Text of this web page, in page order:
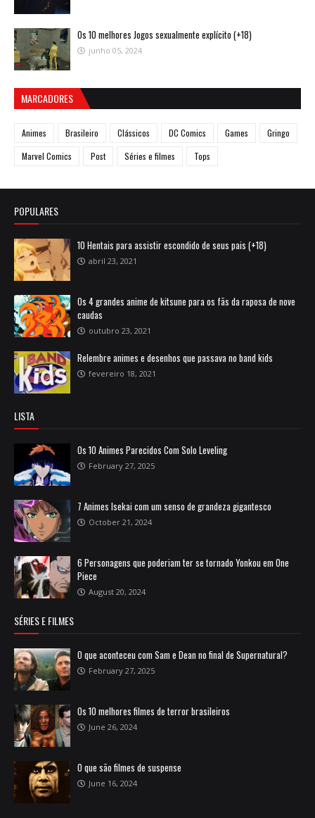
Os 10 melhores Jogos sexualmente explícito (+18)
junho 05, 2024
MARCADORES
Animes Brasileiro Clássicos DC Comics Games
Gringo
Marvel Comics
Post Séries e filmes Tops
POPULARES
10 Hentais para assistir escondido de seus pais (+18)
abril 23, 2021
Os 4 grandes anime de kitsune para os fãs da raposa de nove
caudas
outubro 23, 2021
Relembre animes e desenhos que passava no band kids
fevereiro 18, 2021
LISTA
Os 10 Animes Parecidos Com Solo Leveling
February 27, 2025
7 Animes Isekai com um senso de grandeza gigantesco
October 21, 2024
6 Personagens que poderiam ter se tornado Yonkou em One
Piece
August 20, 2024
SÉRIES E FILMES
O que aconteceu com Sam e Dean no final de Supernatural?
February 27, 2025
Os 10 melhores filmes de terror brasileiros
June 26, 2024
O que são filmes de suspense
June 16, 2024